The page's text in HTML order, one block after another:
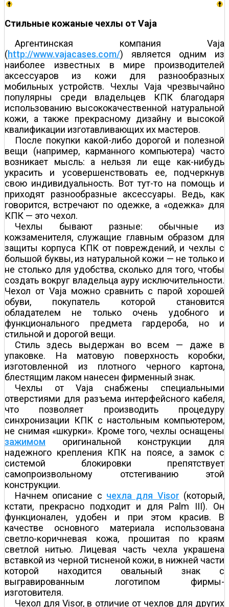
Стильные кожаные чехлы от Vaja
Аргентинская компания Vaja
(http://www.vajacases.com/) является одним из
наиболее известных в мире производителей
аксессуаров из кожи для разнообразных
мобильных устройств. Чехлы Vaja чрезвычайно
популярны среди владельцев КПК благодаря
использованию высококачественной натуральной
кожи, а также прекрасному дизайну и высокой
квалификации изготавливающих их мастеров.
После покупки какой-либо дорогой и полезной
вещи (например, карманного компьютера) часто
возникает мысль: а нельзя ли еще как-нибудь
украсить и усовершенствовать ее, подчеркнув
свою индивидуальность. Вот тут-то на помощь и
приходят разнообразные аксессуары. Ведь, как
говорится, встречают по одежке, а «одежка» для
КПК — это чехол.
Чехлы бывают разные: обычные из
кожзаменителя, служащие главным образом для
защиты корпуса КПК от повреждений, и чехлы с
большой буквы, из натуральной кожи — не только и
не столько для удобства, сколько для того, чтобы
создать вокруг владельца ауру исключительности.
Чехол от Vaja можно сравнить с парой хорошей
обуви, покупатель которой становится
обладателем не только очень удобного и
функционального предмета гардероба, но и
стильной и дорогой вещи.
Стиль здесь выдержан во всем — даже в
упаковке. На матовую поверхность коробки,
изготовленной из плотного черного картона,
блестящим лаком нанесен фирменный знак.
Чехлы от Vaja снабжены специальными
отверстиями для разъема интерфейсного кабеля,
что позволяет производить процедуру
синхронизации КПК с настольным компьютером,
не снимая «шкурки». Кроме того, чехлы оснащены
зажимом оригинальной конструкции для
надежного крепления КПК на поясе, а замок с
системой блокировки препятствует
самопроизвольному отстегиванию этой
конструкции.
Начнем описание с чехла для Visor (который,
кстати, прекрасно подходит и для Palm III). Он
функционален, удобен и при этом красив. В
качестве основного материала использована
светло-коричневая кожа, прошитая по краям
светлой нитью. Лицевая часть чехла украшена
вставкой из черной тисненой кожи, в нижней части
которой находится овальный знак с
выгравированным логотипом фирмы-
изготовителя.
Чехол для Visor, в отличие от чехлов для других